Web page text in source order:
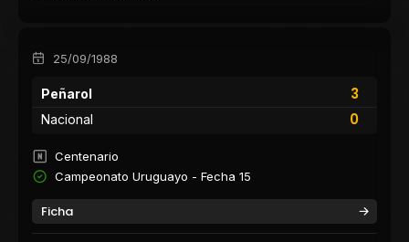
25/09/1988
Peñarol
3
0
Nacional
Centenario
Campeonato Uruguayo - Fecha 15
Ficha